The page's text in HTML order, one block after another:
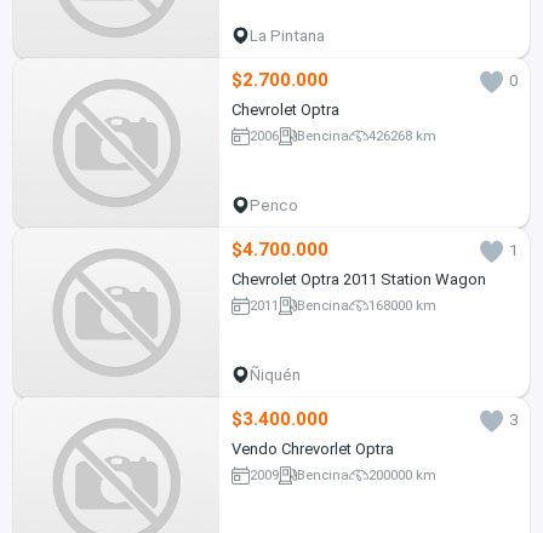
La Pintana
$2.700.000
0
Chevrolet Optra
2006 Bencina 426268 km
Penco
$4.700.000
1
Chevrolet Optra 2011 Station Wagon
2011 Bencina 168000 km
Ñiquén
$3.400.000
3
Vendo Chrevorlet Optra
2009 Bencina 200000 km